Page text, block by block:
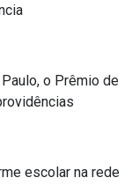
o Prêmio de
escolar na rede